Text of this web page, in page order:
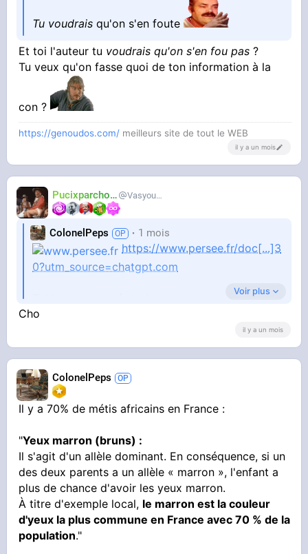
Tu voudraisqu'on s'en foute
Et toi l'auteur tu voudrais qu'on s'en fou pas?
Tu veux qu'on fasse quoi de ton information à la
con ?
https://genoudos.com/ meilleurs site de tout le WEB
il y a un mois
Pucixparchoix Vasyouioui_
ColonelPeps 1 mois
https://www.persee.fr/doc[...]3
0?utm_source=chatgpt.com
Voir plus
Cho
il y a un mois
ColonelPeps
Il y a 70% de métis africains en France :
"Yeux marron (bruns) :
Il s'agit d'un allèle dominant. En conséquence, si un
des deux parents a un allèle « marron », l'enfant a
plus de chance d'avoir les yeux marron.
À titre d'exemple local, le marron est la couleur
d'yeux la plus commune en France avec 70 % de la
population."